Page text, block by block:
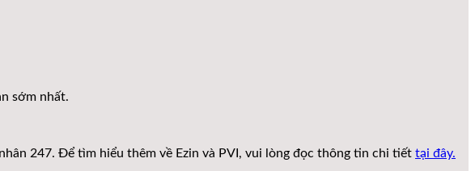
sớm nhất.
247. Để tìm hiểu thêm về Ezin và PVI, vui lòng đọc thông tin chi tiết tại đây.